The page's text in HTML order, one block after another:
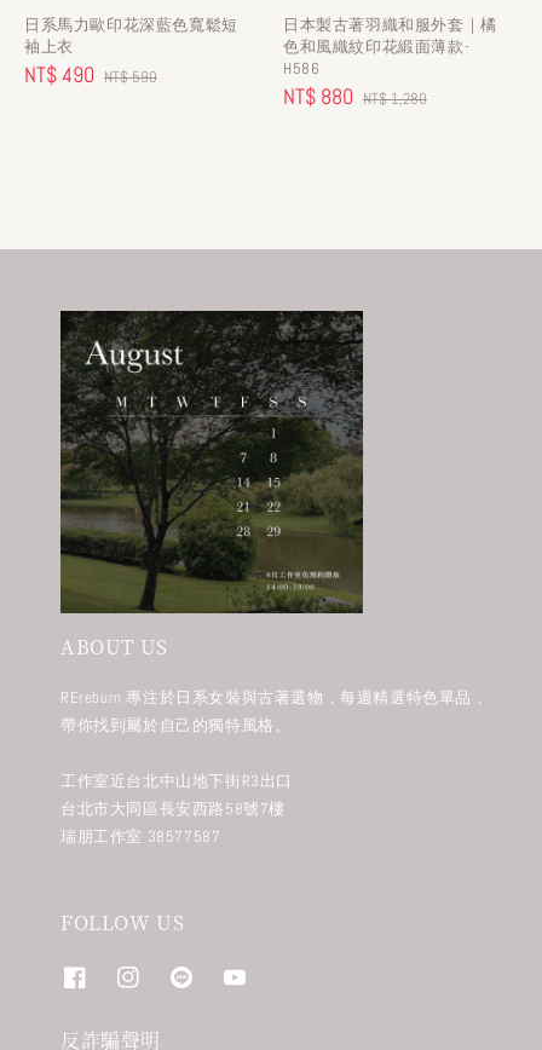
日系馬力歐印花深藍色寬鬆短
袖上衣
Sale
NT$ 490 Regular
NT$ 590
日本製古著羽織和服外套｜橘
色和風織紋印花緞面薄款-
H586
Sale
NT$ 880 Regular
NT$ 1,280
ABOUT US
REreburn 專注於日系女裝與古著選物，每週精選特色單品，
帶你找到屬於自己的獨特風格。
工作室近台北中山地下街R3出口
台北市大同區長安西路58號7樓
瑞朋工作室 38577587
FOLLOW US
反詐騙聲明